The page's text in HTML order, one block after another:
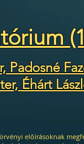
Éhárt
előírásoknak